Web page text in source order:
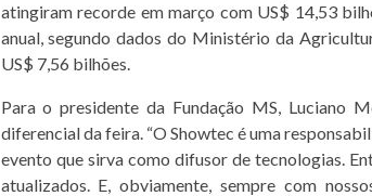
atingiram recorde em março com US$ 14,53
anual, segundo dados do Ministério da
US$ 7,56 bilhões.
Para o presidente da Fundação MS, Luciano
diferencial da feira. “O Showtec é uma
evento que sirva como difusor de tecnologias.
atualizados. E, obviamente, sempre com